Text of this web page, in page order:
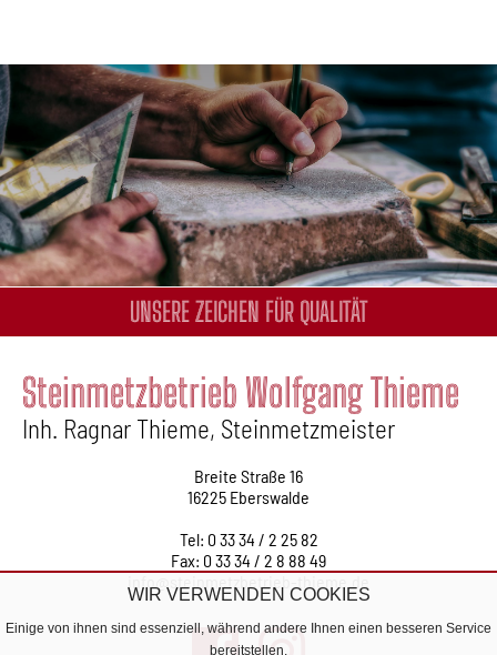
UNSERE ZEICHEN FÜR QUALITÄT
Steinmetzbetrieb Wolfgang Thieme
Inh. Ragnar Thieme, Steinmetzmeister
Breite Straße 16
16225 Eberswalde
Tel: 0 33 34 / 2 25 82
Fax: 0 33 34 / 2 8 88 49
WIR VERWENDEN COOKIES
Einige von ihnen sind essenziell, während andere Ihnen einen besseren Service
bereitstellen.